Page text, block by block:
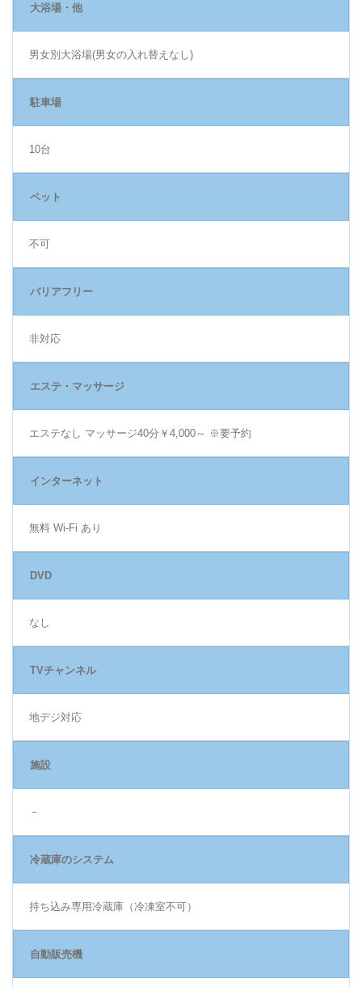
大浴場・他
男女別大浴場(男女の入れ替えなし)
駐車場
10台
ペット
不可
バリアフリー
非対応
エステ・マッサージ
エステなし マッサージ40分￥4,000～ ※要予約
インターネット
無料 Wi-Fi あり
DVD
なし
TVチャンネル
地デジ対応
施設
－
冷蔵庫のシステム
持ち込み専用冷蔵庫（冷凍室不可）
自動販売機